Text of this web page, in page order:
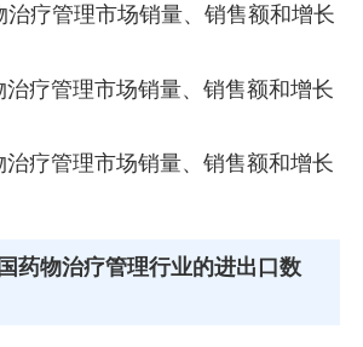
疗管理市场销量、销售额和增长
疗管理市场销量、销售额和增长
疗管理市场销量、销售额和增长
药物治疗管理行业的进出口数